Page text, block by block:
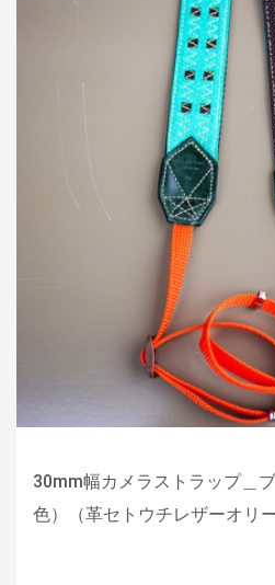
30mm幅カメラストラップ＿
色）（革セトウチレザーオリー